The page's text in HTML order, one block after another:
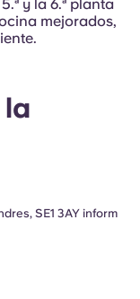
SE1 3AY inform
y la 6.ª planta
mejorados,